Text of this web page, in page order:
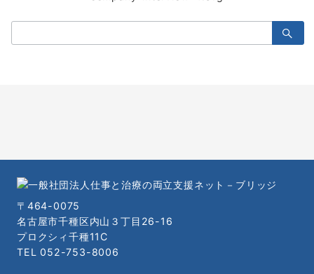
索：
〒464-0075
名古屋市千種区内山３丁目26-16
プロクシィ千種11C
TEL052-753-8006